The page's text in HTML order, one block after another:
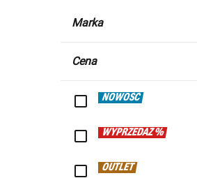
Marka
Cena
NOWOŚĆ
WYPRZEDAŻ %
OUTLET